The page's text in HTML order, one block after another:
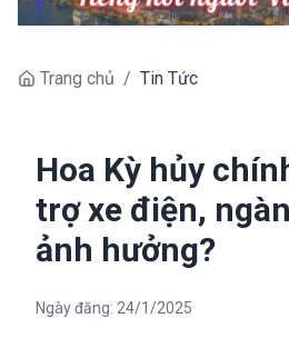
Trang chủ / Tin Tức
Hoa Kỳ hủy
trợ xe điện,
ảnh hưởng?
Ngày đăng: 24/1/2025